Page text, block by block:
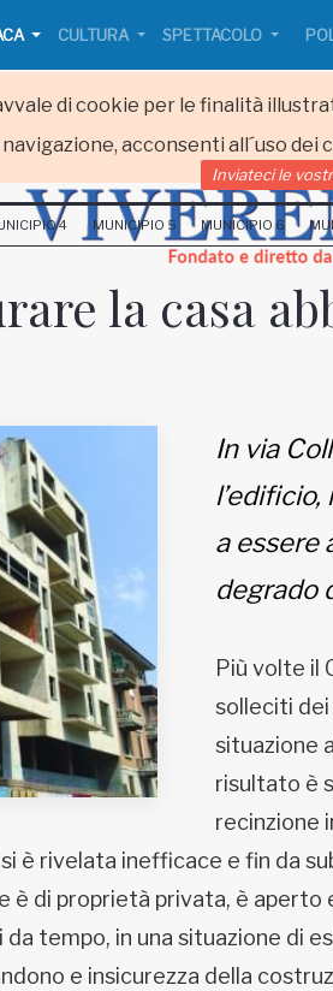
di cookie per le finalità
acconsenti all´uso dei
CULTURA SPETTACOLO
Inviateci le
4 MUNICIPIO 5 MUNICIPIO 6
la casa
In via
a essere
degrado
Più volte il
solleciti
situazione
risultato è
recinzione
è rivelata inefficace e fin da
è di proprietà privata, è aperto
tempo, in una situazione di
e insicurezza della